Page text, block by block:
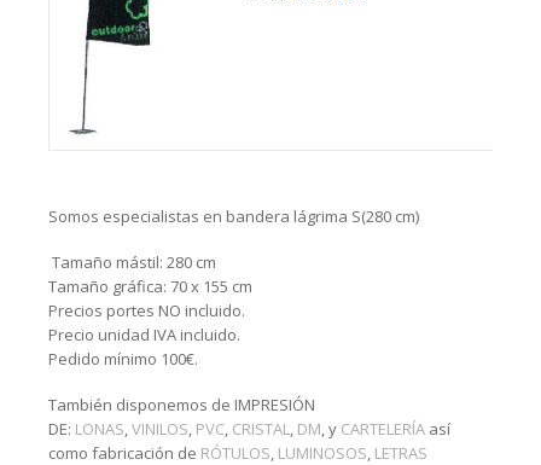
Somos especialistas en bandera lágrima S(280 cm)
Tamaño mástil: 280 cm
Tamaño gráfica: 70 x 155 cm
Precios portes NO incluido.
Precio unidad IVA incluido.
Pedido mínimo 100€.
También disponemos de IMPRESIÓN
DE: LONAS,VINILOS, PVC, CRISTAL, DM, y CARTELERÍA así
como fabricación de RÓTULOS, LUMINOSOS, LETRAS